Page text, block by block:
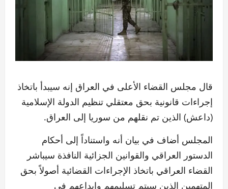
قال مجلس القضاء الأعلى في العراق إنه سيبدأ باتخاذ
إجراءات قانونية بحق معتقلي تنظيم الدولة الإسلامية
(داعش) الذين تم نقلهم من سوريا إلى العراق.
المجلس أضاف في بيان أنه واستناداً إلى أحكام
الدستور العراقي والقوانين الجزائية النافذة سيباشر
القضاء العراقي باتخاذ الإجراءات القضائية أصولاً بحق
المتهمين الذين سيتم تسليمهم وإيداعهم في